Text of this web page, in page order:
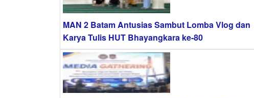
MAN 2 Batam Antusias Sambut Lomba Vlog dan
Karya Tulis HUT Bhayangkara ke-80